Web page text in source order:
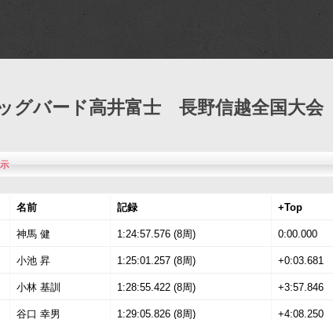
グバード高井富士 長野信越全国大会
名前 記録 +Top
神馬 健 1:24:57.576 (8周) 0:00.000
小池 昇 1:25:01.257 (8周) +0:03.681
小林 基訓 1:28:55.422 (8周) +3:57.846
谷口 幸男 1:29:05.826 (8周) +4:08.250